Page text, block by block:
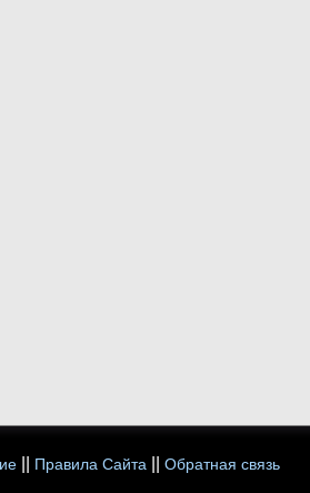
Правила Сайта Обратная связь